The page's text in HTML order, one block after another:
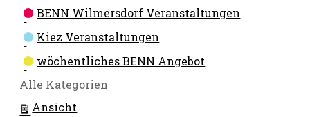
Kategorien
BENN Wilmersdorf Veranstaltungen
Kiez Veranstaltungen
wöchentliches BENN Angebot
Alle Kategorien
Ansicht